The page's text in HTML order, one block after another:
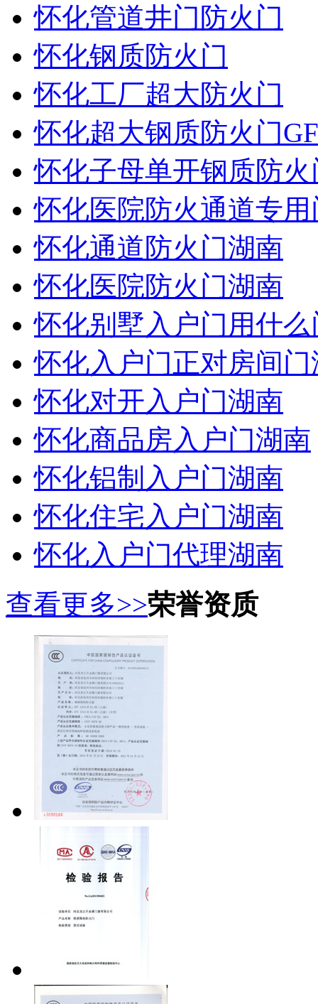
怀化管道井门防火门
怀化钢质防火门
怀化工厂超大防火门
怀化超大钢质防火门
怀化子母单开钢质防火
怀化医院防火通道专用
怀化通道防火门湖南
怀化医院防火门湖南
怀化别墅入户门用什
怀化入户门正对房间门
怀化对开入户门湖南
怀化商品房入户门湖南
怀化铝制入户门湖南
怀化住宅入户门湖南
怀化入户门代理湖南
查看更多>>荣誉资质